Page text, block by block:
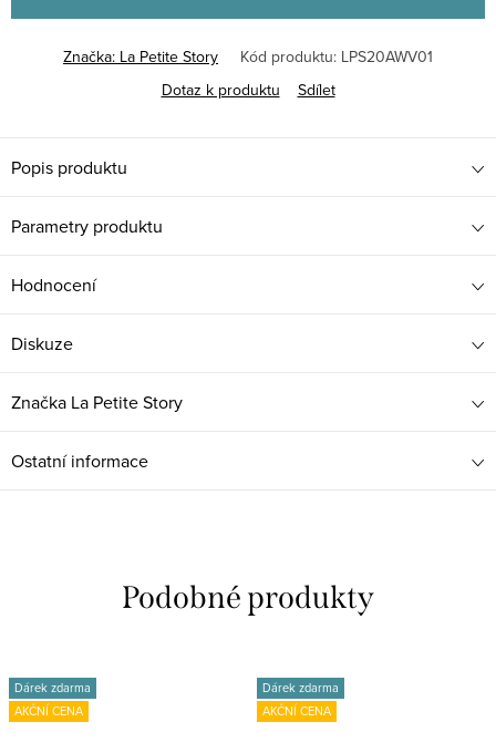
Značka: La Petite Story Kód produktu: LPS20AWV01
Dotaz k produktu
Sdílet
Popis produktu
Parametry produktu
Hodnocení
Diskuze
Značka La Petite Story
Ostatní informace
Dárek zdarma
AKČNÍ CENA
Dárek zdarma
AKČNÍ CENA